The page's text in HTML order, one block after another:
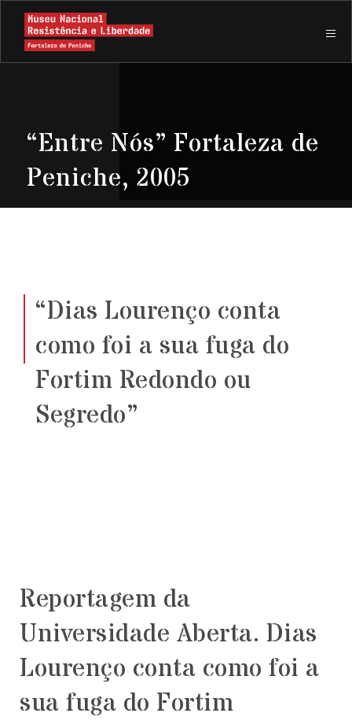
“Entre Nós” Fortaleza de
Peniche, 2005
“Dias Lourenço conta
como foi a sua fuga do
Fortim Redondo ou
Segredo”
Reportagem da
Universidade Aberta. Dias
Lourenço conta como foi a
sua fuga do Fortim